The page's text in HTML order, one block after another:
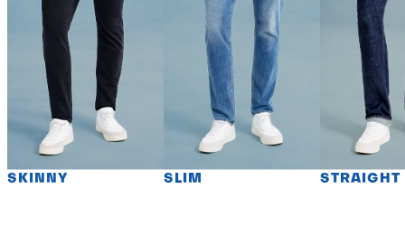
SKINNY SLIM STRAIGHT